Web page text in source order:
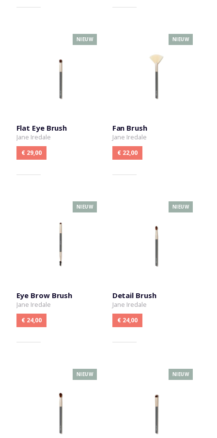
Flat Eye Brush
Jane Iredale
€ 29,00
NIEUW
Fan Brush
Jane Iredale
€ 22,00
NIEUW
Eye Brow Brush
Jane Iredale
€ 24,00
NIEUW
Detail Brush
Jane Iredale
€ 24,00
NIEUW
NIEUW NIEUW